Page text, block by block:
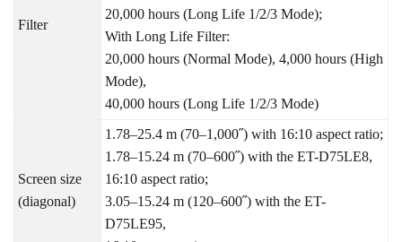
Filter
20,000 hours (Long Life 1/2/3 Mode);
With Long Life Filter:
20,000 hours (Normal Mode), 4,000 hours (High
Mode),
40,000 hours (Long Life 1/2/3 Mode)
Screen size
(diagonal)
1.78–25.4 m (70–1,000˝) with 16:10 aspect ratio;
1.78–15.24 m (70–600˝) with the ET-D75LE8,
16:10 aspect ratio;
3.05–15.24 m (120–600˝) with the ET-
D75LE95,